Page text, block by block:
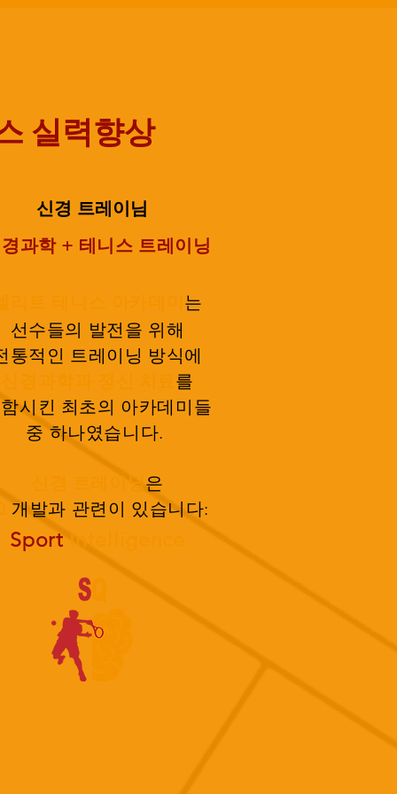
실력향상
신경 트레이님
과학 + 테니스 트레이닝
는
선수들의 발전을 위해
통적인 트레이닝 방식에
를
시킨 최초의 아카데미들
중 하나였습니다.
은
개발과 관련이 있습니다:
Sport